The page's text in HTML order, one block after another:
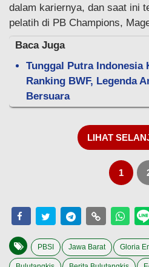
dalam kariernya, dan saat ini
pelatih di PB Champions,
Baca Juga
Tunggal Putra Indonesia
Ranking BWF, Legenda
Bersuara
LIHAT
1
PBSI Jawa Barat Gloria